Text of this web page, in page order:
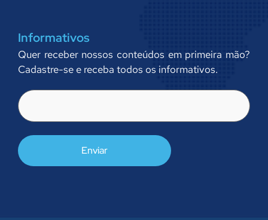
Informativos
Quer receber nossos conteúdos em primeira mão?
Cadastre-se e receba todos os informativos.
E-
mail
(obrigatório)